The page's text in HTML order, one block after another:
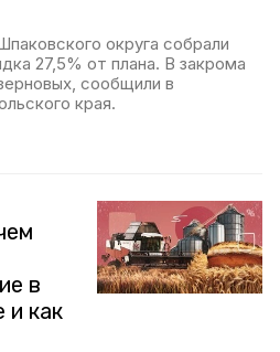
округа собрали
27,5% от плана. В закрома
сообщили в
края.
в
и как